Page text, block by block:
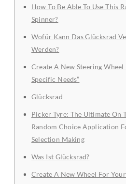
How To Be Able To Use This
Spinner?
Wofür Kann Das Glücksrad
Werden?
Create A New Steering Wheel
Specific Needs”
Glücksrad
Picker Tyre: The Ultimate On
Random Choice Application
Selection Making
Was Ist Glücksrad?
Create A New Wheel For